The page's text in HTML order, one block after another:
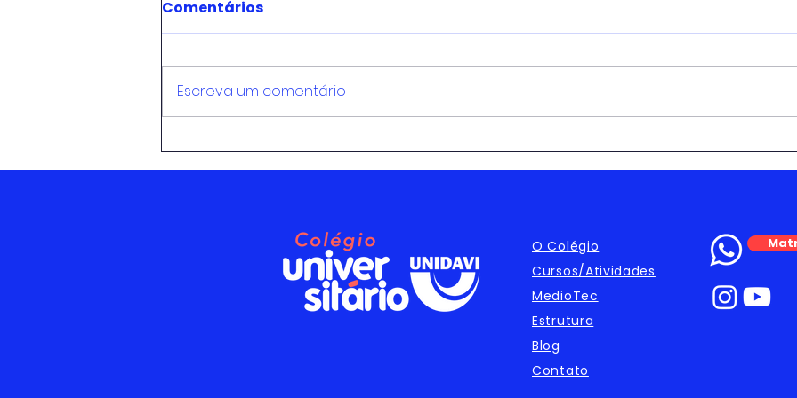
Comentários
Escreva um comentário
O Colégio
Cursos/Atividades
MedioTec
Estrutura
Blog
Contato